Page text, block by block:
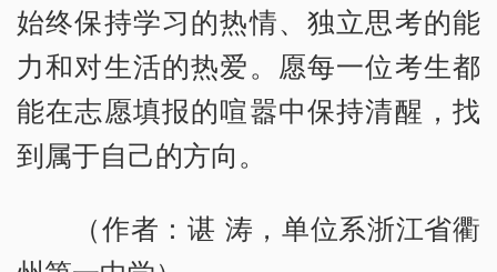
始终保持学习的热情、独立思考的能
力和对生活的热爱。愿每一位考生都
能在志愿填报的喧嚣中保持清醒，找
到属于自己的方向。
（作者：谌 涛，单位系浙江省衢